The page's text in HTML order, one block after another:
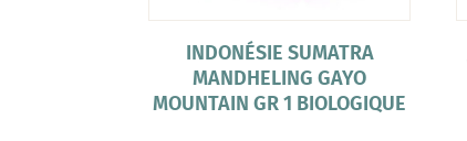
INDONÉSIE SUMATRA
MANDHELING GAYO
MOUNTAIN GR 1 BIOLOGIQUE